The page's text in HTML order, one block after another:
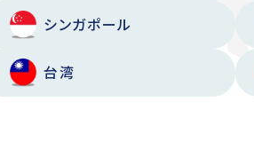
シンガポール
台湾